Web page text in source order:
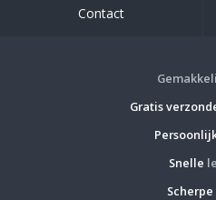
Contact
Gratis
Snelle
Scherpe